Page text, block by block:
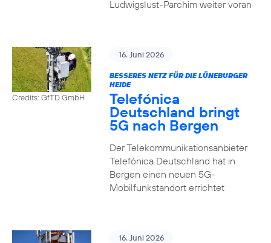
Ludwigslust-Parchim weiter voran
Credits: GfTD GmbH
16. Juni 2026
BESSERES NETZ FÜR DIE LÜNEBURGER
HEIDE
Telefónica
Deutschland bringt
5G nach Bergen
Der Telekommunikationsanbieter
Telefónica Deutschland hat in
Bergen einen neuen 5G-
Mobilfunkstandort errichtet
16. Juni 2026